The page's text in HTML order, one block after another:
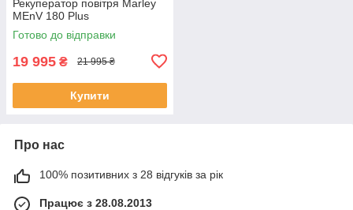
Рекуператор повітря Marley
MEnV 180 Plus
Готово до відправки
19 995 ₴ 21 995 ₴
Купити
Про нас
100% позитивних з 28 відгуків за рік
Працює з 28.08.2013